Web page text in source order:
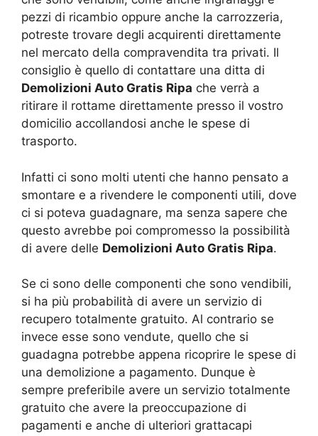
pezzi di ricambio oppure anche la carrozzeria,
potreste trovare degli acquirenti direttamente
nel mercato della compravendita tra privati. Il
consiglio è quello di contattare una ditta di
Demolizioni Auto Gratis Ripa che verrà a
ritirare il rottame direttamente presso il vostro
domicilio accollandosi anche le spese di
trasporto.
Infatti ci sono molti utenti che hanno pensato a
smontare e a rivendere le componenti utili, dove
ci si poteva guadagnare, ma senza sapere che
questo avrebbe poi compromesso la possibilità
di avere delle Demolizioni Auto Gratis Ripa.
Se ci sono delle componenti che sono vendibili,
si ha più probabilità di avere un servizio di
recupero totalmente gratuito. Al contrario se
invece esse sono vendute, quello che si
guadagna potrebbe appena ricoprire le spese di
una demolizione a pagamento. Dunque è
sempre preferibile avere un servizio totalmente
gratuito che avere la preoccupazione di
pagamenti e anche di ulteriori grattacapi